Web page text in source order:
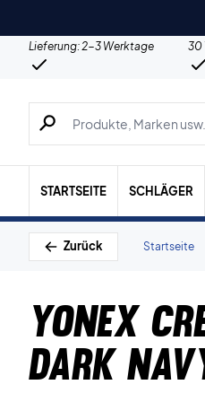
Lieferung: 2-3 Werktage 30
Suche nach Produkten,
STARTSEITE SCHLÄGER
Zurück Startseite
Yonex
Dark